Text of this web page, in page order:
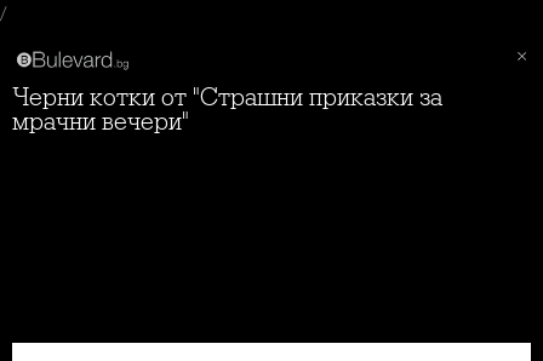
/
Черни котки от "Страшни приказки за
мрачни вечери"